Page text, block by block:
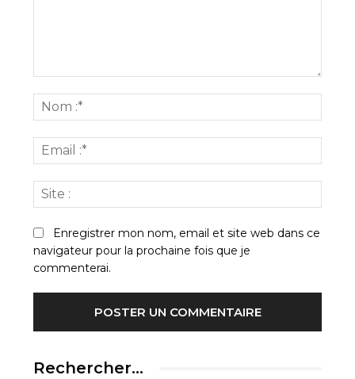
:*
:*
:
Enregistrer mon nom, email et site web dans ce
navigateur pour la prochaine fois que je
commenterai.
Rechercher…